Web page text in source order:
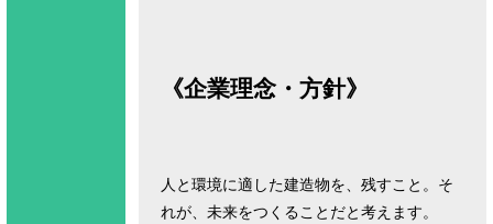
《企業理念・方針》
人と環境に適した建造物を、残すこと。そ
れが、未来をつくることだと考えます。